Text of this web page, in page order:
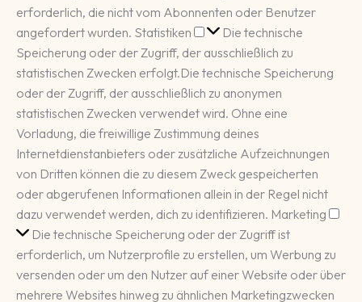
erforderlich, die nicht vom Abonnenten oder Benutzer
angefordert wurden. Statistiken Statistiken
Die technische
Speicherung oder der Zugriff, der ausschließlich zu
statistischen Zwecken erfolgt.Die technische Speicherung
oder der Zugriff, der ausschließlich zu anonymen
statistischen Zwecken verwendet wird. Ohne eine
Vorladung, die freiwillige Zustimmung deines
Internetdienstanbieters oder zusätzliche Aufzeichnungen
von Dritten können die zu diesem Zweck gespeicherten
oder abgerufenen Informationen allein in der Regel nicht
dazu verwendet werden, dich zu identifizieren. Marketing
Die technische Speicherung oder der Zugriff ist
erforderlich, um Nutzerprofile zu erstellen, um Werbung zu
versenden oder um den Nutzer auf einer Website oder über
mehrere Websites hinweg zu ähnlichen Marketingzwecken